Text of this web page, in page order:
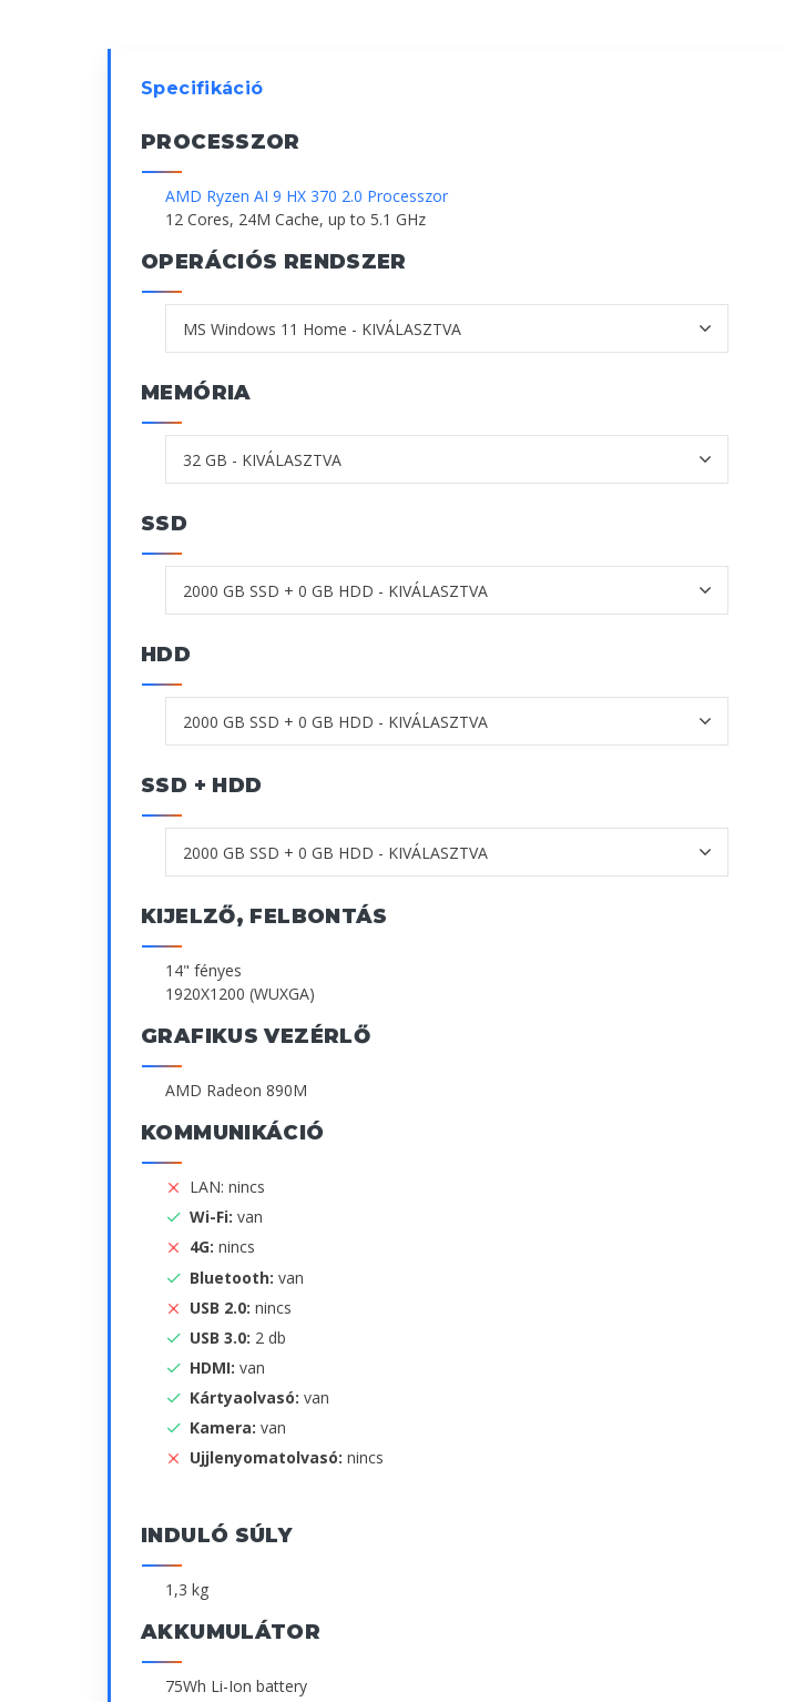
Specifikáció
PROCESSZOR
AMD Ryzen AI 9 HX 370 2.0 Processzor
12 Cores, 24M Cache, up to 5.1 GHz
OPERÁCIÓS RENDSZER
MEMÓRIA
SSD
HDD
SSD + HDD
KIJELZŐ, FELBONTÁS
14" fényes
1920X1200 (WUXGA)
GRAFIKUS VEZÉRLŐ
AMD Radeon 890M
KOMMUNIKÁCIÓ
LAN: nincs
Wi-Fi: van
4G: nincs
Bluetooth: van
USB 2.0: nincs
USB 3.0: 2 db
HDMI: van
Kártyaolvasó: van
Kamera: van
Ujjlenyomatolvasó: nincs
INDULÓ SÚLY
1,3 kg
AKKUMULÁTOR
75Wh Li-Ion battery